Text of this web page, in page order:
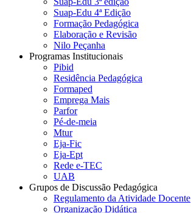
Suap-Edu 4ª Edição
Formação Pedagógica
Elaboração e Revisão
Nilo Peçanha
Programas Institucionais
Pibid
Residência Pedagógica
Formaped
Emprega Mais
Parfor
Pé-de-meia
Mtur
Eja-Fic
Eja-Ept
Rede e-TEC
UAB
Grupos de Discussão Pedagógica
Regulamento da Atividade Docente
Organização Didática